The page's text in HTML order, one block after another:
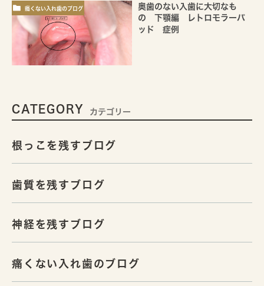
痛くない入れ歯のブログ
奥歯のない入歯に大切なも
の 下顎編 レトロモラーパ
ッド 症例
CATEGORY カテゴリー
根っこを残すブログ
歯質を残すブログ
神経を残すブログ
痛くない入れ歯のブログ